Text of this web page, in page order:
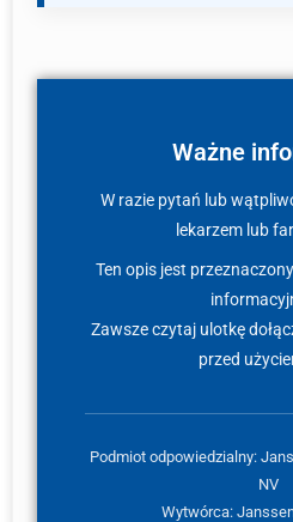
Ważne
W razie pytań lub
lekarzem lub
Ten opis jest
Zawsze czytaj ulotkę
przed
Podmiot odpowiedzialny:
NV
Wytwórca: